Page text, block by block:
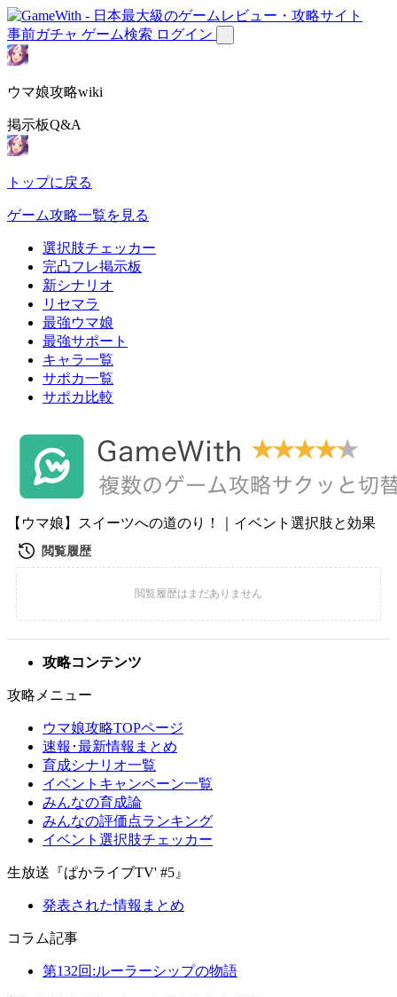
事前ガチャ ゲーム検索 ログイン
ウマ娘攻略wiki
掲示板Q&A
トップに戻る
ゲーム攻略一覧を見る
選択肢チェッカー
完凸フレ掲示板
新シナリオ
リセマラ
最強ウマ娘
最強サポート
キャラ一覧
サポカ一覧
サポカ比較
【ウマ娘】スイーツへの道のり！｜イベント選択肢と効果
攻略コンテンツ
攻略メニュー
ウマ娘攻略TOPページ
速報･最新情報まとめ
育成シナリオ一覧
イベントキャンペーン一覧
みんなの育成論
みんなの評価点ランキング
イベント選択肢チェッカー
生放送『ぱかライブTV' #5』
発表された情報まとめ
コラム記事
第132回:ルーラーシップの物語